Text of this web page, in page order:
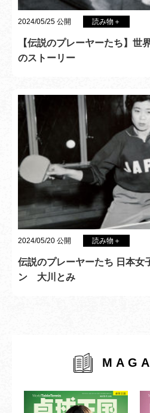
2024/05/25 公開 読み物＋
【伝説のプレーヤーたち】
のストーリー
2024/05/20 公開 読み物＋
伝説のプレーヤーたち 日本女
ン 大川とみ